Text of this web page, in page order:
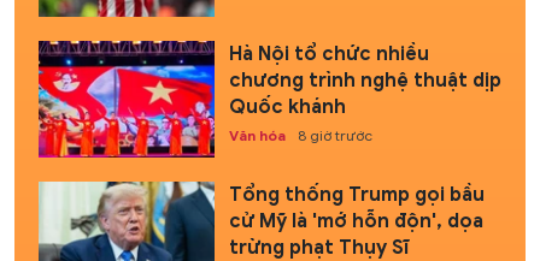
Hà Nội tổ chức nhiều
chương trình nghệ thuật dịp
Quốc khánh
Văn hóa 8 giờ trước
Tổng thống Trump gọi bầu
cử Mỹ là 'mớ hỗn độn', dọa
trừng phạt Thụy Sĩ